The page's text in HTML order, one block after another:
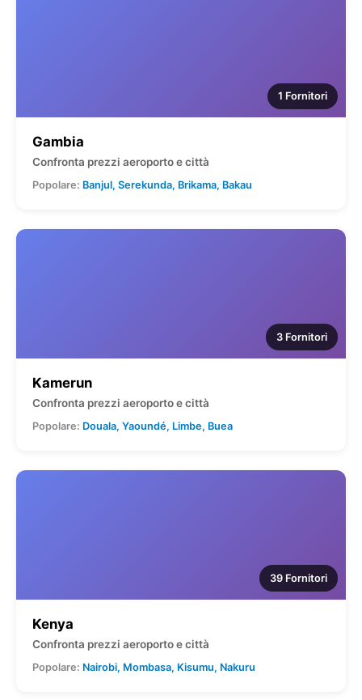
1 Fornitori
Gambia
Confronta prezzi aeroporto e città
Popolare: Banjul, Serekunda, Brikama, Bakau
3 Fornitori
Kamerun
Confronta prezzi aeroporto e città
Popolare: Douala, Yaoundé, Limbe, Buea
39 Fornitori
Kenya
Confronta prezzi aeroporto e città
Popolare: Nairobi, Mombasa, Kisumu, Nakuru